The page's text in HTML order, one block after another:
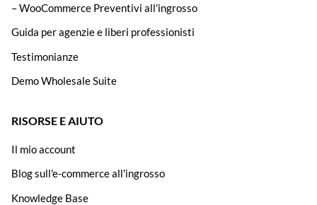
– WooCommerce Preventivi all'ingrosso
Guida per agenzie e liberi professionisti
Testimonianze
Demo Wholesale Suite
RISORSE E AIUTO
Il mio account
Blog sull'e-commerce all'ingrosso
Knowledge Base